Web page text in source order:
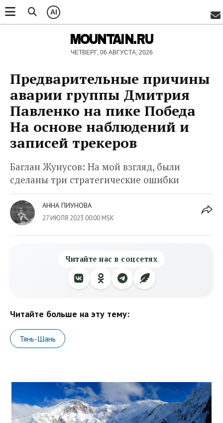
AI
MOUNTAIN.RU
ЧЕТВЕРГ, 06 АВГУСТА, 2026
Предварительные причины
аварии группы Дмитрия
Павленко на пике Победа
На основе наблюдений и
записей трекеров
Баглан Жунусов: На мой взгляд, были
сделаны три стратегические ошибки
АННА ПИУНОВА
27 ИЮЛЯ 2023 00:00 MSK
Читайте нас в соцсетях
Читайте больше на эту тему:
Тянь-Шань